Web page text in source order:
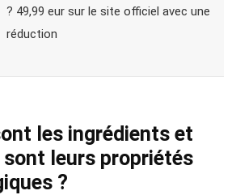
? 49,99 eur sur le site officiel avec une
réduction
les ingrédients et
sont leurs propriétés
?